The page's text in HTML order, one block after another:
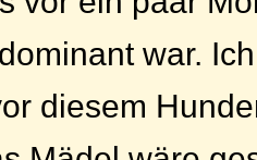
war.
diesem